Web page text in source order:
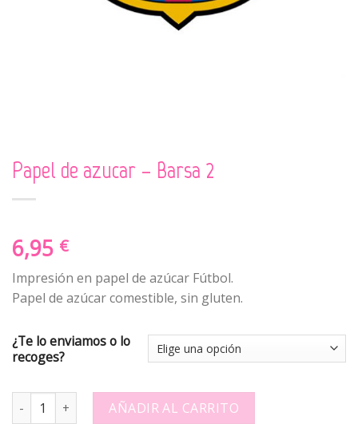
Papel de azucar – Barsa 2
6,95 €
Impresión en papel de azúcar Fútbol.
Papel de azúcar comestible, sin gluten.
¿Te lo enviamos o lo
recoges?
Papel de azucar - Barsa 2 quantity
AÑADIR AL CARRITO